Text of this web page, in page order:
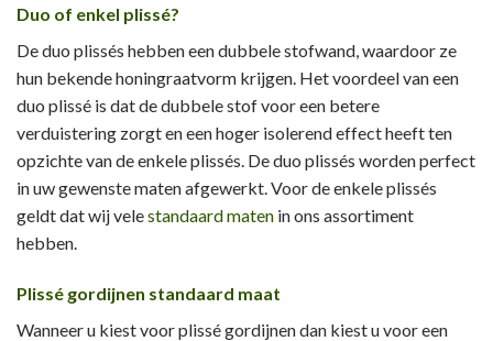
Duo of enkel plissé?
De duo plissés hebben een dubbele stofwand, waardoor ze
hun bekende honingraatvorm krijgen. Het voordeel van een
duo plissé is dat de dubbele stof voor een betere
verduistering zorgt en een hoger isolerend effect heeft ten
opzichte van de enkele plissés. De duo plissés worden perfect
in uw gewenste maten afgewerkt. Voor de enkele plissés
geldt dat wij velestandaard maten in ons assortiment
hebben.
Plissé gordijnen standaard maat
Wanneer u kiest voor plissé gordijnen dan kiest u voor een